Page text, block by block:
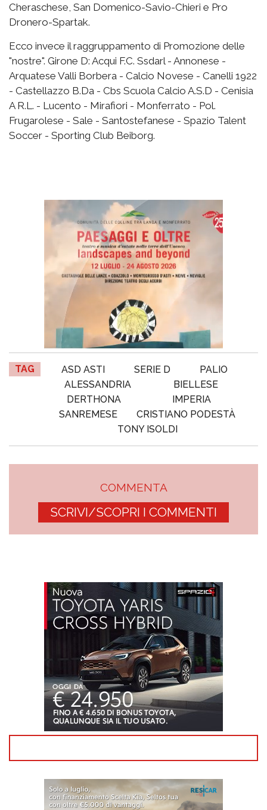
Cheraschese, San Domenico-Savio-Chieri e Pro
Dronero-Spartak.
Ecco invece il raggruppamento di Promozione delle
"nostre". Girone D: Acqui F.C. Ssdarl - Annonese -
Arquatese Valli Borbera - Calcio Novese - Canelli 1922
- Castellazzo B.Da - Cbs Scuola Calcio A.S.D - Cenisia
A R.L. - Lucento - Mirafiori - Monferrato - Pol.
Frugarolese - Sale - Santostefanese - Spazio Talent
Soccer - Sporting Club Beiborg.
TAG ASD ASTI SERIE D
PALIO
ALESSANDRIA
BIELLESE
DERTHONA
IMPERIA
SANREMESE
CRISTIANO PODESTÀ
TONY ISOLDI
COMMENTA
SCRIVI/SCOPRI I COMMENTI